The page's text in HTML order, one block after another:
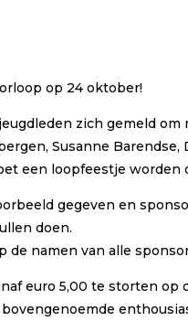
op 24 oktober!
zich gemeld om
Susanne
een loopfeestje worden
gegeven en
doen.
namen van alle
euro 5,00 te storten op